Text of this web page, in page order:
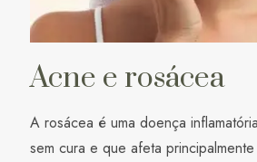
Acne e rosácea
A rosácea é uma doença
sem cura e que afeta